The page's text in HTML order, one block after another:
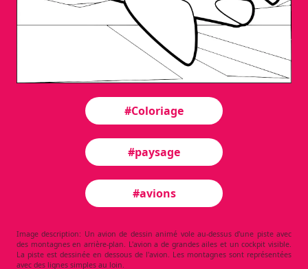
#Coloriage
#paysage
#avions
Image description: Un avion de dessin animé vole au-dessus d'une piste avec
des montagnes en arrière-plan. L'avion a de grandes ailes et un cockpit visible.
La piste est dessinée en dessous de l'avion. Les montagnes sont représentées
avec des lignes simples au loin.